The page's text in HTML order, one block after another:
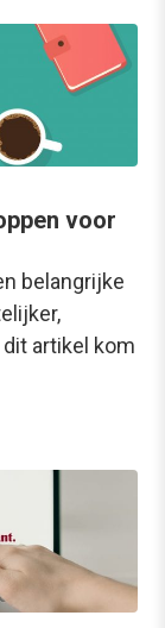
voor
belangrijke
artikel kom